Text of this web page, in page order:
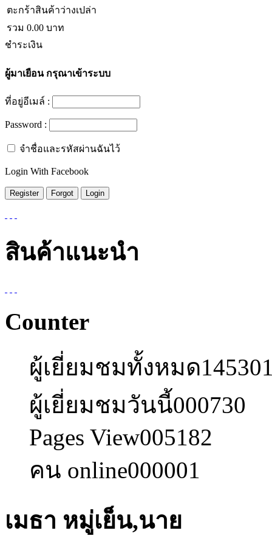
ตะกร้าสินค้าว่างเปล่า
รวม 0.00 บาท
ชำระเงิน
ผู้มาเยือนกรุณาเข้าระบบ
ที่อยู่อีเมล์ :
Password :
จำชื่อและรหัสผ่านฉันไว้
Login With Facebook
สินค้าแนะนำ
Counter
ผู้เยี่ยมชมทั้งหมด
ผู้เยี่ยมชมวันนี้000730
Pages View005182
คน online000001
เมธา หมู่เย็น,นาย